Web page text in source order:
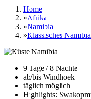
Home
»Afrika
»Namibia
»Klassisches
9 Tage / 8 Nächte
ab/bis Windhoek
täglich möglich
Highlights: